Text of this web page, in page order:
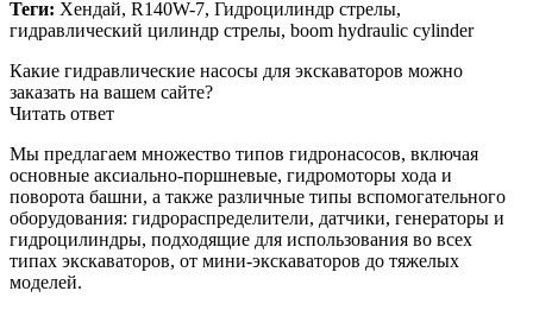
Теги: Хендай, R140W-7, Гидроцилиндр стрелы,
гидравлический цилиндр стрелы, boom hydraulic cylinder
Какие гидравлические насосы для экскаваторов можно
заказать на вашем сайте?
Читать ответ
Мы предлагаем множество типов гидронасосов, включая
основные аксиально-поршневые, гидромоторы хода и
поворота башни, а также различные типы вспомогательного
оборудования: гидрораспределители, датчики, генераторы и
гидроцилиндры, подходящие для использования во всех
типах экскаваторов, от мини-экскаваторов до тяжелых
моделей.